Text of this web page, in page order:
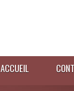
ACCUEIL